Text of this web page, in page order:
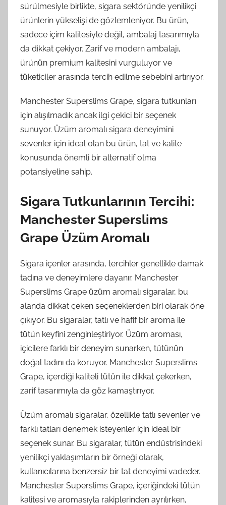
sürülmesiyle birlikte, sigara sektöründe yenilikçi
ürünlerin yükselişi de gözlemleniyor. Bu ürün,
sadece içim kalitesiyle değil, ambalaj tasarımıyla
da dikkat çekiyor. Zarif ve modern ambalajı,
ürünün premium kalitesini vurguluyor ve
tüketiciler arasında tercih edilme sebebini artırıyor.
Manchester Superslims Grape, sigara tutkunları
için alışılmadık ancak ilgi çekici bir seçenek
sunuyor. Üzüm aromalı sigara deneyimini
sevenler için ideal olan bu ürün, tat ve kalite
konusunda önemli bir alternatif olma
potansiyeline sahip.
Sigara Tutkunlarının Tercihi:
Manchester Superslims
Grape Üzüm Aromalı
Sigara içenler arasında, tercihler genellikle damak
tadına ve deneyimlere dayanır. Manchester
Superslims Grape üzüm aromalı sigaralar, bu
alanda dikkat çeken seçeneklerden biri olarak öne
çıkıyor. Bu sigaralar, tatlı ve hafif bir aroma ile
tütün keyfini zenginleştiriyor. Üzüm aroması,
içicilere farklı bir deneyim sunarken, tütünün
doğal tadını da koruyor. Manchester Superslims
Grape, içerdiği kaliteli tütün ile dikkat çekerken,
zarif tasarımıyla da göz kamaştırıyor.
Üzüm aromalı sigaralar, özellikle tatlı sevenler ve
farklı tatları denemek isteyenler için ideal bir
seçenek sunar. Bu sigaralar, tütün endüstrisindeki
yenilikçi yaklaşımların bir örneği olarak,
kullanıcılarına benzersiz bir tat deneyimi vadeder.
Manchester Superslims Grape, içeriğindeki tütün
kalitesi ve aromasıyla rakiplerinden ayrılırken,